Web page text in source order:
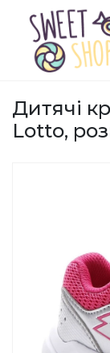
Дитячі
Lotto,